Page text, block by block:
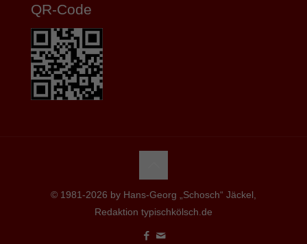
QR-Code
© 1981-2026 by Hans-Georg „Schosch“ Jäckel,
Redaktion typischkölsch.de